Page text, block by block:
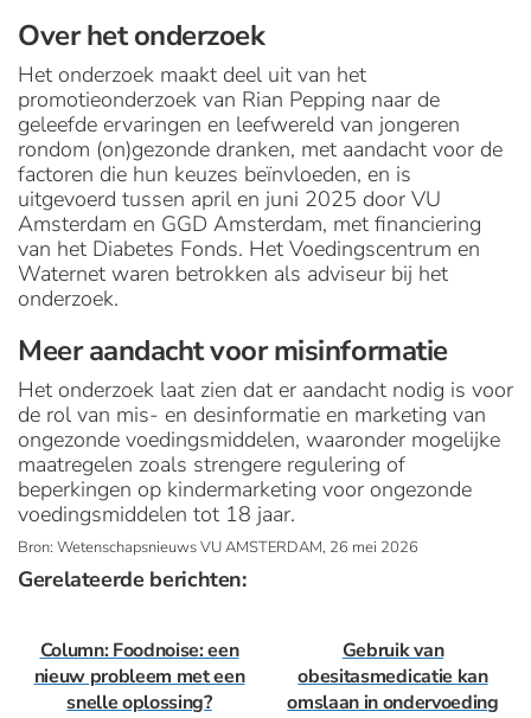
Over het onderzoek
Het onderzoek maakt deel uit van het
promotieonderzoek van Rian Pepping naar de
geleefde ervaringen en leefwereld van jongeren
rondom (on)gezonde dranken, met aandacht voor de
factoren die hun keuzes beïnvloeden, en is
uitgevoerd tussen april en juni 2025 door VU
Amsterdam en GGD Amsterdam, met financiering
van het Diabetes Fonds. Het Voedingscentrum en
Waternet waren betrokken als adviseur bij het
onderzoek.
Meer aandacht voor misinformatie
Het onderzoek laat zien dat er aandacht nodig is voor
de rol van mis- en desinformatie en marketing van
ongezonde voedingsmiddelen, waaronder mogelijke
maatregelen zoals strengere regulering of
beperkingen op kindermarketing voor ongezonde
voedingsmiddelen tot 18 jaar.
Bron: Wetenschapsnieuws VU AMSTERDAM, 26 mei 2026
Gerelateerde berichten:
Column: Foodnoise: een
nieuw probleem met een
snelle oplossing?
Gebruik van
obesitasmedicatie kan
omslaan in ondervoeding